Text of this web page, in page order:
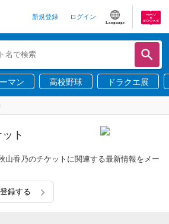
新規登録 ログイン
Language
マン 高校野球 ドラクエ展
ト
山香乃のチケットに関連する最新情報をメー
録する